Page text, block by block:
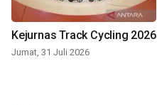
Kejurnas Track Cycling 2026
Jumat, 31 Juli 2026